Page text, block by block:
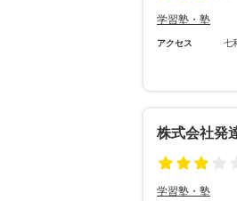
学習塾・塾
アクセス 七
株式会社発
学習塾・塾